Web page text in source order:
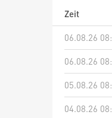
Zeit
06.08.26
06.08.26
05.08.26
04.08.26